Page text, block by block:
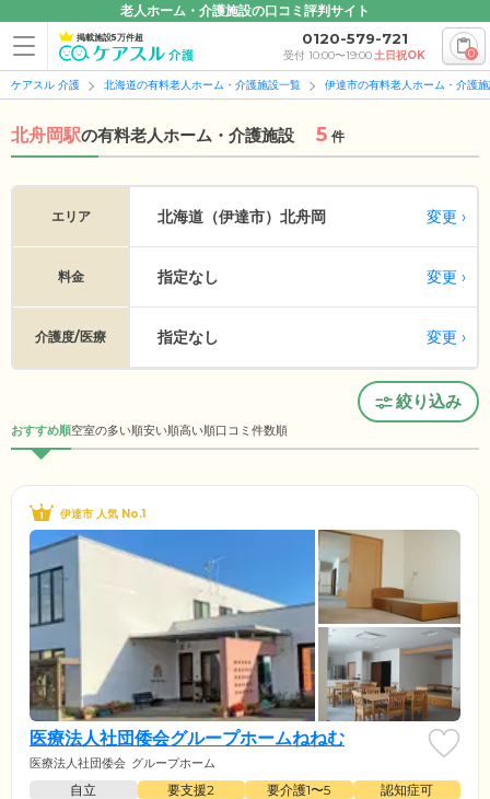
老人ホーム・介護施設の口コミ評判サイト
掲載施設5万件超 0120-579-721
受付 10:00〜19:00土日祝OK 0
ケアスル 介護 北海道の有料老人ホーム・介護施設一覧 伊達市の有料老人ホーム・介護
北舟岡駅の有料老人ホーム・介護施設 5 件
エリア 北海道（伊達市） 北舟岡 変更
料金 指定なし 変更
介護度/医療 指定なし 変更
絞り込み
おすすめ順空室の多い順安い順高い順口コミ件数順
伊達市 人気 No.1
医療法人社団倭会グループホームねねむ
医療法人社団倭会 グループホーム
自立 要支援2 要介護1〜5
認知症可